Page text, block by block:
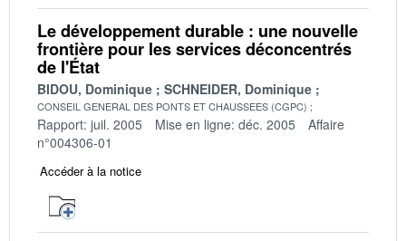
Le développement durable : une nouvelle
frontière pour les services déconcentrés
de l'État
BIDOU, Dominique SCHNEIDER, Dominique
CONSEIL GENERAL DES PONTS ET CHAUSSEES (CGPC)
Rapport: juil. 2005 Mise en ligne: déc. 2005
Affaire
n°004306-01
Accéder à la notice